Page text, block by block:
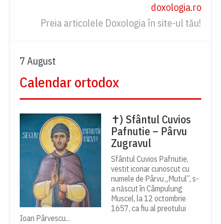
doxologia.ro
Preia articolele Doxologia în site-ul tău!
7 August
Calendar ortodox
✝) Sfântul Cuvios
Pafnutie – Pârvu
Zugravul
Sfântul Cuvios Pafnutie,
vestit iconar cunoscut cu
numele de Pârvu „Mutul”, s-
a născut în Câmpulung
Muscel, la 12 octombrie
1657, ca fiu al preotului
Ioan Pârvescu...